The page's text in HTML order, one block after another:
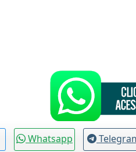
Whatsapp